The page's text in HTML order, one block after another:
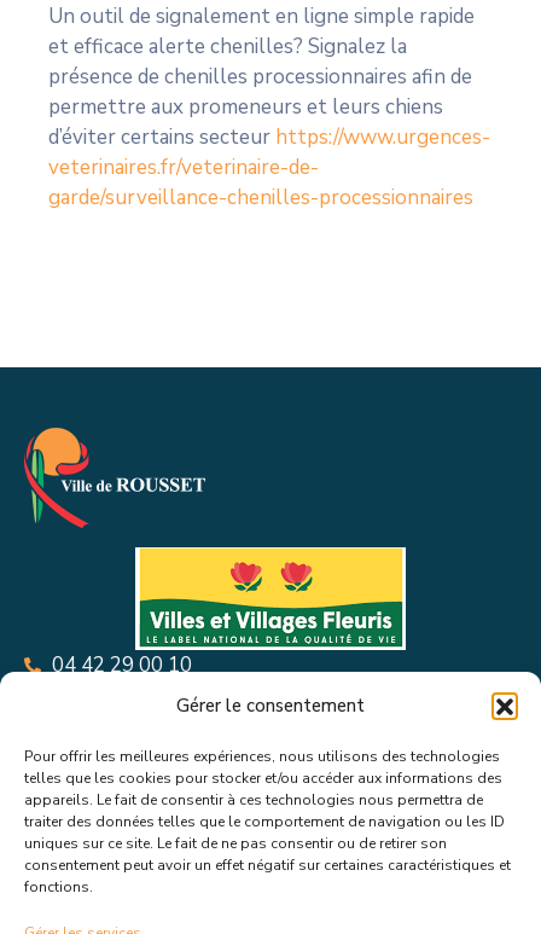
Gérer le consentement
Pour offrir les meilleures expériences, nous utilisons des technologies
telles que les cookies pour stocker et/ou accéder aux informations des
appareils. Le fait de consentir à ces technologies nous permettra de
traiter des données telles que le comportement de navigation ou les ID
uniques sur ce site. Le fait de ne pas consentir ou de retirer son
consentement peut avoir un effet négatif sur certaines caractéristiques et
fonctions.
Un outil de signalement en ligne simple rapide
et efficace alerte chenilles? Signalez la
présence de chenilles processionnaires afin de
permettre aux promeneurs et leurs chiens
d’éviter certains secteur https://www.urgences-
veterinaires.fr/veterinaire-de-
garde/surveillance-chenilles-processionnaires
04 42 29 00 10
Place Paul Borde, 13790 Rousset
Suivez toutes les informations &
actualités de votre ville !